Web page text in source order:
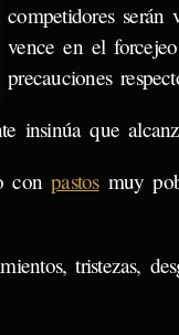
competidores
vence en el
precauciones
insinúa que
conpastosmuy
tristezas,